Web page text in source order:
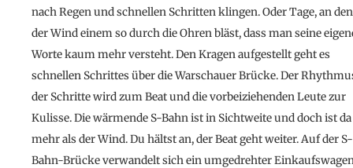
nach Regen und schnellen Schritten klingen. Oder Tage, an
der Wind einem so durch die Ohren bläst, dass man seine
Worte kaum mehr versteht. Den Kragen aufgestellt geht es
schnellen Schrittes über die Warschauer Brücke. Der
der Schritte wird zum Beat und die vorbeiziehenden Leute zur
Kulisse. Die wärmende S-Bahn ist in Sichtweite und doch ist da
mehr als der Wind. Du hältst an, der Beat geht weiter. Auf der S-
Bahn-Brücke verwandelt sich ein umgedrehter